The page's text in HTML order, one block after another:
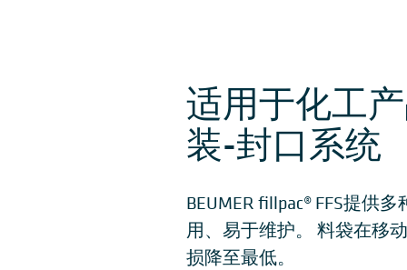
适用于化工
装-封口系统
BEUMER fillpac® FFS提供
用、易于维护。 料袋在移
损降至最低。